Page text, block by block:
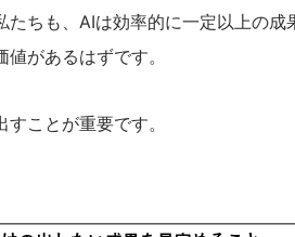
ちも、AIは効率的に一定以上の成
があるはずです。
ことが重要です。